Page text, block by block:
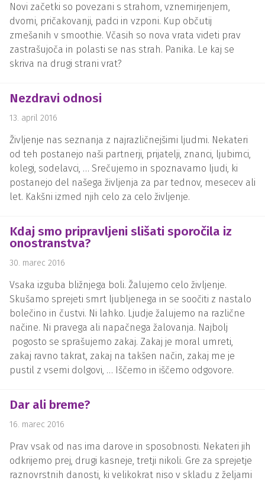
Novi začetki so povezani s strahom, vznemirjenjem,
dvomi, pričakovanji, padci in vzponi. Kup občutij
zmešanih v smoothie. Včasih so nova vrata videti prav
zastrašujoča in polasti se nas strah. Panika. Le kaj se
skriva na drugi strani vrat?
Nezdravi odnosi
13. april 2016
Življenje nas seznanja z najrazličnejšimi ljudmi. Nekateri
od teh postanejo naši partnerji, prijatelji, znanci, ljubimci,
kolegi, sodelavci, … Srečujemo in spoznavamo ljudi, ki
postanejo del našega življenja za par tednov, mesecev ali
let. Kakšni izmed njih celo za celo življenje.
Kdaj smo pripravljeni slišati sporočila iz
onostranstva?
30. marec 2016
Vsaka izguba bližnjega boli. Žalujemo celo življenje.
Skušamo sprejeti smrt ljubljenega in se soočiti z nastalo
bolečino in čustvi. Ni lahko. Ljudje žalujemo na različne
načine. Ni pravega ali napačnega žalovanja. Najbolj
pogosto se sprašujemo zakaj. Zakaj je moral umreti,
zakaj ravno takrat, zakaj na takšen način, zakaj me je
pustil z vsemi dolgovi, … Iščemo in iščemo odgovore.
Dar ali breme?
16. marec 2016
Prav vsak od nas ima darove in sposobnosti. Nekateri jih
odkrijemo prej, drugi kasneje, tretji nikoli. Gre za sprejetje
raznovrstnih danosti, ki velikokrat niso v skladu z željami